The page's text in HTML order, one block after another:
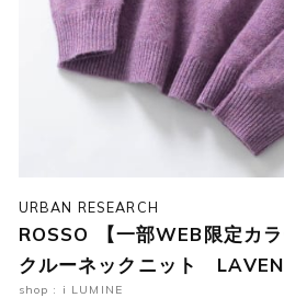
URBAN RESEARCH
ROSSO 【一部WEB限定カ
クルーネックニット
shop : i LUMINE